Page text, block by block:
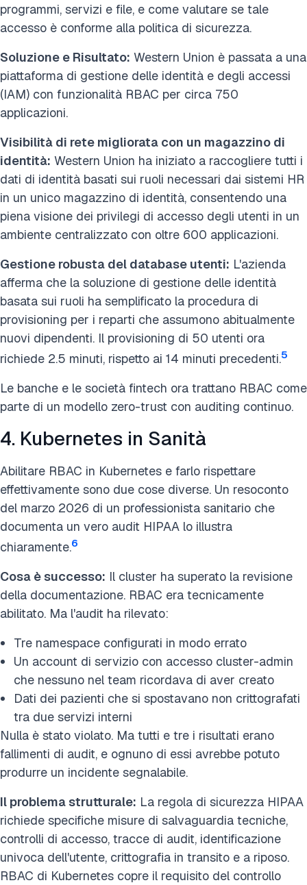
programmi, servizi e file, e come valutare se tale
accesso è conforme alla politica di sicurezza.
Soluzione e Risultato: Western Union è passata a una
piattaforma di gestione delle identità e degli accessi
(IAM) con funzionalità RBAC per circa 750
applicazioni.
Visibilità di rete migliorata con un magazzino di
identità: Western Union ha iniziato a raccogliere tutti i
dati di identità basati sui ruoli necessari dai sistemi HR
in un unico magazzino di identità, consentendo una
piena visione dei privilegi di accesso degli utenti in un
ambiente centralizzato con oltre 600 applicazioni.
Gestione robusta del database utenti: L'azienda
afferma che la soluzione di gestione delle identità
basata sui ruoli ha semplificato la procedura di
provisioning per i reparti che assumono abitualmente
nuovi dipendenti. Il provisioning di 50 utenti ora
richiede 2.5 minuti, rispetto ai 14 minuti precedenti.5
Le banche e le società fintech ora trattano RBAC come
parte di un modello zero-trust con auditing continuo.
4. Kubernetes in Sanità
Abilitare RBAC in Kubernetes e farlo rispettare
effettivamente sono due cose diverse. Un resoconto
del marzo 2026 di un professionista sanitario che
documenta un vero audit HIPAA lo illustra
chiaramente.6
Cosa è successo: Il cluster ha superato la revisione
della documentazione. RBAC era tecnicamente
abilitato. Ma l'audit ha rilevato:
Tre namespace configurati in modo errato
Un account di servizio con accesso cluster-admin
che nessuno nel team ricordava di aver creato
Dati dei pazienti che si spostavano non crittografati
tra due servizi interni
Nulla è stato violato. Ma tutti e tre i risultati erano
fallimenti di audit, e ognuno di essi avrebbe potuto
produrre un incidente segnalabile.
Il problema strutturale: La regola di sicurezza HIPAA
richiede specifiche misure di salvaguardia tecniche,
controlli di accesso, tracce di audit, identificazione
univoca dell'utente, crittografia in transito e a riposo.
RBAC di Kubernetes copre il requisito del controllo